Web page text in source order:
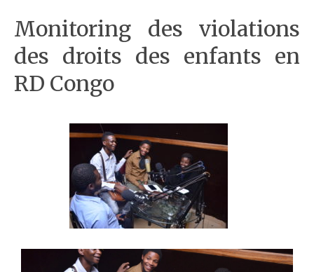
Monitoring des violations
des droits des enfants en
RD Congo